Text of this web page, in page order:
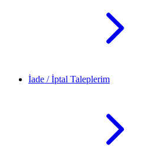
İade / İptal Taleplerim